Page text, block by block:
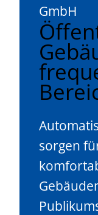
GmbH
sorgen